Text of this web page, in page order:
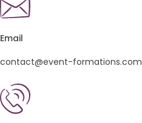
Email
contact@event-formations.com